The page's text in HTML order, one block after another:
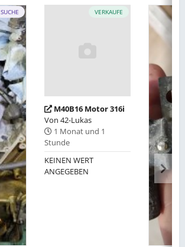
SUCHE VERKAUFE
M40B16 Motor 316i
Von 42-Lukas
1 Monat und 1
Stunde
KEINEN WERT
ANGEGEBEN